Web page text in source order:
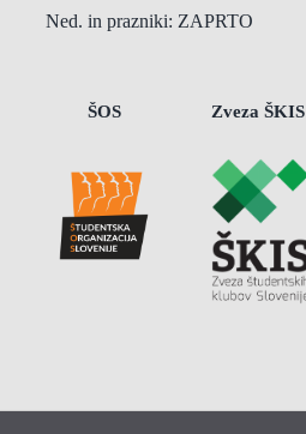
Ned. in prazniki: ZAPRTO
ŠOS Zveza ŠKIS